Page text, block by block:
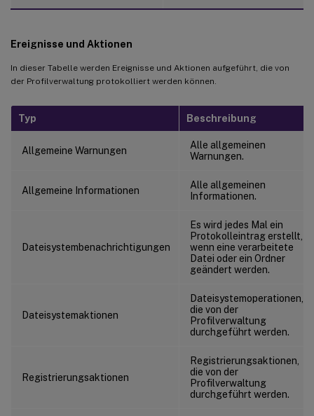
Ereignisse und Aktionen
In dieser Tabelle werden Ereignisse und Aktionen aufgeführt, die von
der Profilverwaltung protokolliert werden können.
Typ Beschreibung
Allgemeine Warnungen
Alle allgemeinen
Warnungen.
Allgemeine Informationen
Alle allgemeinen
Informationen.
Dateisystembenachrichtigungen
Es wird jedes Mal ein
Protokolleintrag erstellt,
wenn eine verarbeitete
Datei oder ein Ordner
geändert werden.
Dateisystemaktionen
Dateisystemoperationen,
die von der
Profilverwaltung
durchgeführt werden.
Registrierungsaktionen
Registrierungsaktionen,
die von der
Profilverwaltung
durchgeführt werden.